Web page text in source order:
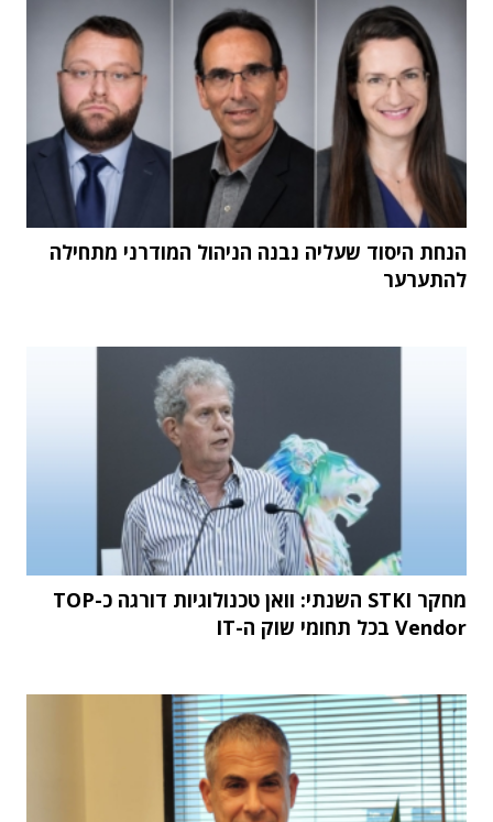
הנחת היסוד שעליה נבנה הניהול המודרני מתחילה
להתערער
מחקר STKI השנתי: וואן טכנולוגיות דורגה כ-TOP
Vendor בכל תחומי שוק ה-IT